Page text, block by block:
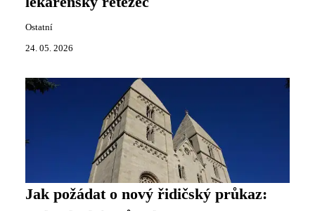
Ostatní
24. 05. 2026
Jak požádat o nový řidičský průkaz: